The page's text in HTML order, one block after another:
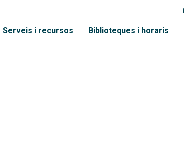
Menú principal
Serveis i recursos Biblioteques i horaris